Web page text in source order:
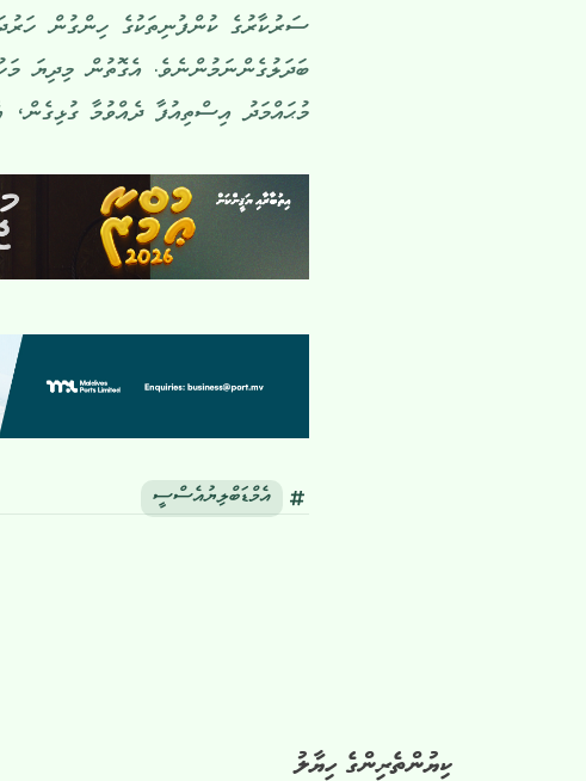
ސަރުކާރުގެ ކުންފުނިތަކުގެ ހިންގުން
ބަދަލުގެންނަމުންނެވެ. އެގޮތުން މިދިޔަ
މުޙައްމަދު އިސްތިއުފާ ދެއްވުމާ
އެމްޑަބްލިޔުއެސްސީ
ކިޔުންތެރިންގެ ހިޔާލު